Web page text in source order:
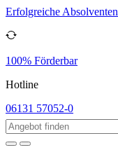
Erfolgreiche Absolventen
100% Förderbar
Hotline
06131 57052-0